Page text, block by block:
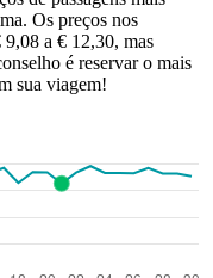
Os preços nos
a € 12,30, mas
é reservar o mais
sua viagem!